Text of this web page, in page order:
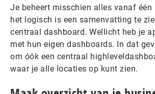
Je beheert misschien alles vanaf
het logisch is een samenvatting te
centraal dashboard. Wellicht heb je
met hun eigen dashboards. In dat
om óók een centraal
waar je alle locaties op kunt zien.